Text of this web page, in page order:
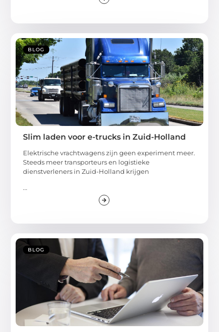
BLOG
Slim laden voor e-trucks in Zuid-Holland
Elektrische vrachtwagens zijn geen experiment meer.
Steeds meer transporteurs en logistieke
dienstverleners in Zuid-Holland krijgen
...
BLOG